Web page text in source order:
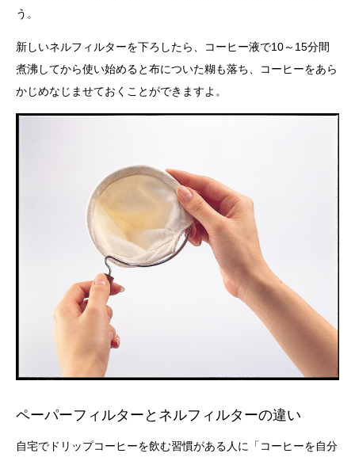
う。
新しいネルフィルターを下ろしたら、コーヒー液で10～15分間
煮沸してから使い始めると布についた糊も落ち、コーヒーをあら
かじめなじませておくことができますよ。
ペーパーフィルターとネルフィルターの違い
自宅でドリップコーヒーを飲む習慣がある人に「コーヒーを自分